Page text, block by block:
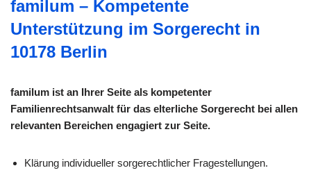
familum – Kompetente
Unterstützung im Sorgerecht in
10178 Berlin
familum ist an Ihrer Seite als kompetenter
Familienrechtsanwalt für das elterliche Sorgerecht bei allen
relevanten Bereichen engagiert zur Seite.
Klärung individueller sorge­rechtlicher Fragestellungen.